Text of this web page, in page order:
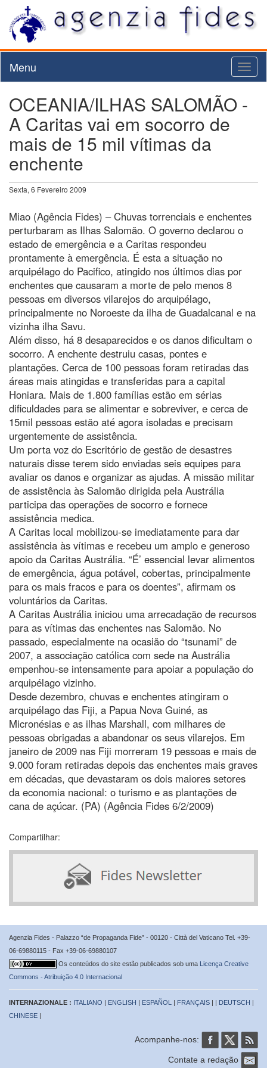
Menu
OCEANIA/ILHAS SALOMÃO -
A Caritas vai em socorro de
mais de 15 mil vítimas da
enchente
Sexta, 6 Fevereiro 2009
Miao (Agência Fides) – Chuvas torrenciais e enchentes
perturbaram as Ilhas Salomão. O governo declarou o
estado de emergência e a Caritas respondeu
prontamente à emergência. É esta a situação no
arquipélago do Pacifico, atingido nos últimos dias por
enchentes que causaram a morte de pelo menos 8
pessoas em diversos vilarejos do arquipélago,
principalmente no Noroeste da ilha de Guadalcanal e na
vizinha ilha Savu.
Além disso, há 8 desaparecidos e os danos dificultam o
socorro. A enchente destruiu casas, pontes e
plantações. Cerca de 100 pessoas foram retiradas das
áreas mais atingidas e transferidas para a capital
Honiara. Mais de 1.800 famílias estão em sérias
dificuldades para se alimentar e sobreviver, e cerca de
15mil pessoas estão até agora isoladas e precisam
urgentemente de assistência.
Um porta voz do Escritório de gestão de desastres
naturais disse terem sido enviadas seis equipes para
avaliar os danos e organizar as ajudas. A missão militar
de assistência às Salomão dirigida pela Austrália
participa das operações de socorro e fornece
assistência medica.
A Caritas local mobilizou-se imediatamente para dar
assistência às vítimas e recebeu um amplo e generoso
apoio da Caritas Austrália. “É’ essencial levar alimentos
de emergência, água potável, cobertas, principalmente
para os mais fracos e para os doentes”, afirmam os
voluntários da Caritas.
A Caritas Austrália iniciou uma arrecadação de recursos
para as vítimas das enchentes nas Salomão. No
passado, especialmente na ocasião do “tsunami” de
2007, a associação católica com sede na Austrália
empenhou-se intensamente para apoiar a população do
arquipélago vizinho.
Desde dezembro, chuvas e enchentes atingiram o
arquipélago das Fiji, a Papua Nova Guiné, as
Micronésias e as ilhas Marshall, com milhares de
pessoas obrigadas a abandonar os seus vilarejos. Em
janeiro de 2009 nas Fiji morreram 19 pessoas e mais de
9.000 foram retiradas depois das enchentes mais graves
em décadas, que devastaram os dois maiores setores
da economia nacional: o turismo e as plantações de
cana de açúcar. (PA) (Agência Fides 6/2/2009)
Compartilhar:
Agenzia Fides - Palazzo “de Propaganda Fide” - 00120 - Città del Vaticano Tel. +39-
06-69880115 - Fax +39-06-69880107
Os conteúdos do site estão publicados sob uma Licença Creative
Commons - Atribuição 4.0 Internacional
INTERNAZIONALE : ITALIANO | ENGLISH | ESPAÑOL | FRANÇAIS | | DEUTSCH |
CHINESE |
Acompanhe-nos:
Contate a redação